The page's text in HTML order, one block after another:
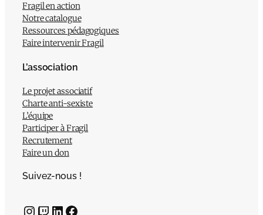
Fragil en action
Notre catalogue
Ressources pédagogiques
Faire intervenir Fragil
L’association
Le projet associatif
Charte anti-sexiste
L’équipe
Participer à Fragil
Recrutement
Faire un don
Suivez-nous !
InstagramTwitch LinkedIn Facebook